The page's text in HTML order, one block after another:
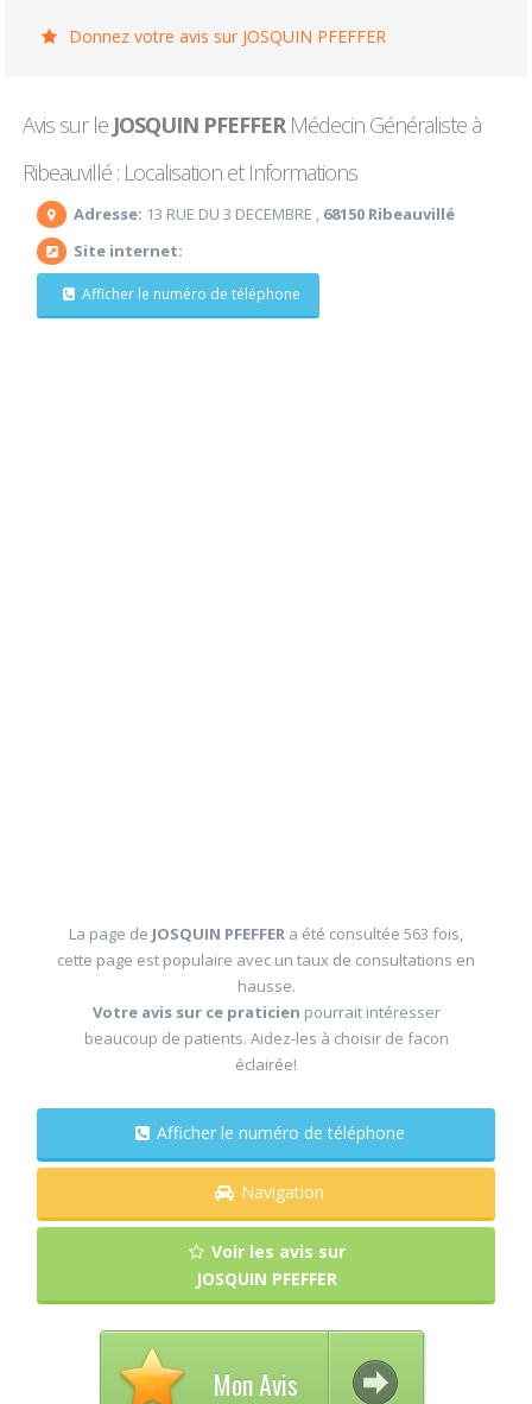
Donnez votre avis sur JOSQUIN PFEFFER
Avis sur le JOSQUIN PFEFFERMédecin Généraliste à
Ribeauvillé : Localisation et Informations
Adresse: 13 RUE DU 3 DECEMBRE , 68150 Ribeauvillé
Site internet:
Afficher le numéro de téléphone
La page de JOSQUIN PFEFFER a été consultée 563 fois,
cette page est populaire avec un taux de consultations en
hausse.
Votre avis sur ce praticien pourrait intéresser
beaucoup de patients. Aidez-les à choisir de facon
éclairée!
Afficher le numéro de téléphone
Navigation
Voir les avis sur
JOSQUIN PFEFFER
Mon Avis